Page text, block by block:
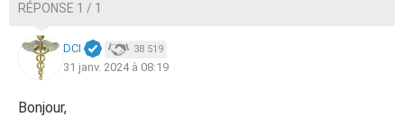
RÉPONSE 1 / 1
DCI 38 519
31 janv. 2024 à 08:19
Bonjour,